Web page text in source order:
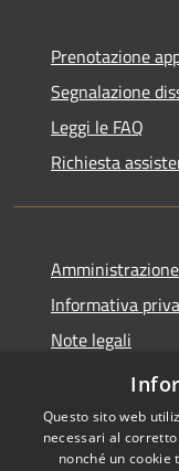
Prenotazione
Segnalazione
Leggi le FAQ
Richiesta
Informativa
Note legali
Dichiarazione di
Questo sito web
necessari al
nonché un